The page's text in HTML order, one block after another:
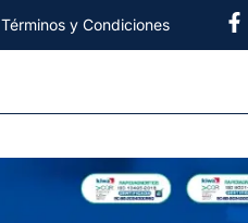
Términos y Condiciones